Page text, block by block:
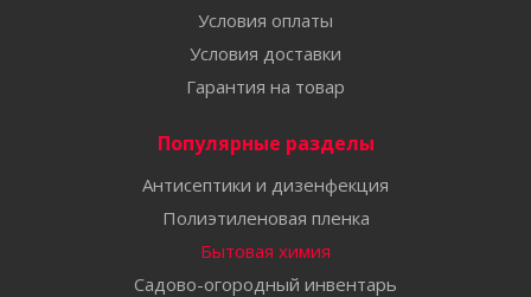
Условия оплаты
Условия доставки
Гарантия на товар
Популярные разделы
Антисептики и дизенфекция
Полиэтиленовая пленка
Бытовая химия
Садово-огородный инвентарь